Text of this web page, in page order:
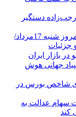
دستگیر
قیمت طلای 18عیار امروز شنبه 17مرداد/
جزئیات
در بازار ایران
جهانی هوش
واحدی شاخص بورس در
سهام عدالت به
کند